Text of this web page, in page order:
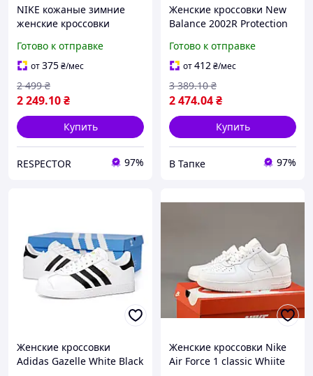
NIKE кожаные зимние
женские кроссовки
Готово к отправке
от375₴/мес
2 249.10₴
2 499 ₴
Купить
RESPECTOR 97%
Женские кроссовки New
Balance 2002R Protection
Баланс 2002Р) серые
Готово к отправке
от412₴/мес
2 474.04₴
3 389.10 ₴
Купить
В Тапке 97%
Женские кроссовки
Adidas Gazelle White Black
Женские кроссовки Nike
Air Force 1 classic Whiite